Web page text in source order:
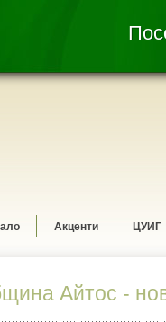
Акценти ЦУИГ
Айтос -